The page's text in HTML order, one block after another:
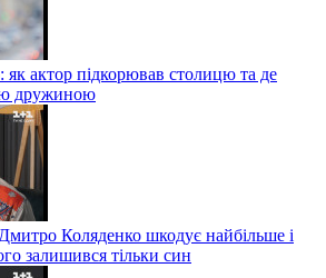
актор підкорював столицю та де
дружиною
Коляденко шкодує найбільше і
залишився тільки син